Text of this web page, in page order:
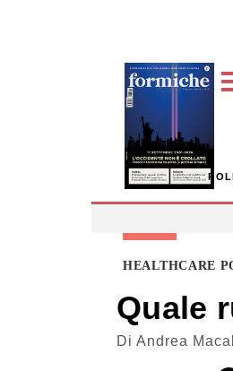
HEALTHCARE
Quale
Di Andrea